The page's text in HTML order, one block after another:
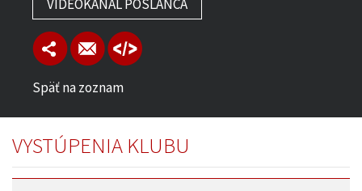
VIDEOKANÁL POSLANCA
Späť na zoznam
VYSTÚPENIA KLUBU